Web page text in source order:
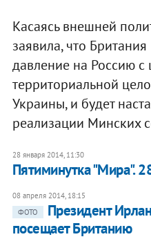
Касаясь внешней
заявила, что
давление на Россию с
территориальной
Украины, и будет
реализации Минских
28 января 2014, 11:30
​Пятиминутка "Мира".
08 апреля 2014, 18:15
ФОТО
Президент
посещает Британию